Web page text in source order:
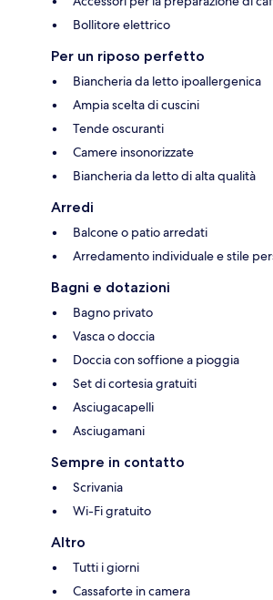
Bollitore elettrico
Per un riposo perfetto
Biancheria da letto ipoallergenica
Ampia scelta di cuscini
Tende oscuranti
Camere insonorizzate
Biancheria da letto di alta qualità
Arredi
Balcone o patio arredati
Arredamento individuale e stile
Bagni e dotazioni
Bagno privato
Vasca o doccia
Doccia con soffione a pioggia
Set di cortesia gratuiti
Asciugacapelli
Asciugamani
Sempre in contatto
Scrivania
Wi-Fi gratuito
Altro
Tutti i giorni
Cassaforte in camera